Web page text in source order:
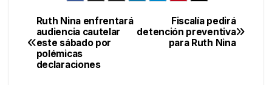
Navegación
de
Fiscalía pedirá
detención preventiva
para Ruth Nina
Ruth Nina enfrentará
audiencia cautelar
este sábado por
polémicas
declaraciones